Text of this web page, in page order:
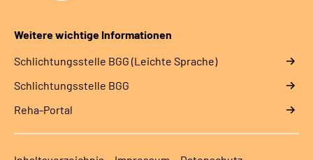
Weitere wichtige Informationen
Schlich­tungs­stel­le BGG (Leichte Sprache)
Schlich­tungs­stel­le BGG
Reha-Portal